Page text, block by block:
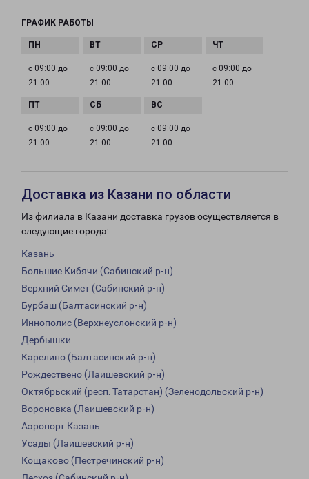
ГРАФИК РАБОТЫ
с 09:00 до
21:00
с 09:00 до
21:00
с 09:00 до
21:00
с 09:00 до
21:00
с 09:00 до
21:00
с 09:00 до
21:00
с 09:00 до
21:00
Доставка из Казани по области
Из филиала в Казани доставка грузов осуществляется в
следующие города:
Казань
Большие Кибячи (Сабинский р-н)
Верхний Симет (Сабинский р-н)
Бурбаш (Балтасинский р-н)
Иннополис (Верхнеуслонский р-н)
Дербышки
Карелино (Балтасинский р-н)
Рождествено (Лаишевский р-н)
Октябрьский (респ. Татарстан) (Зеленодольский р-н)
Вороновка (Лаишевский р-н)
Аэропорт Казань
Усады (Лаишевский р-н)
Кощаково (Пестречинский р-н)